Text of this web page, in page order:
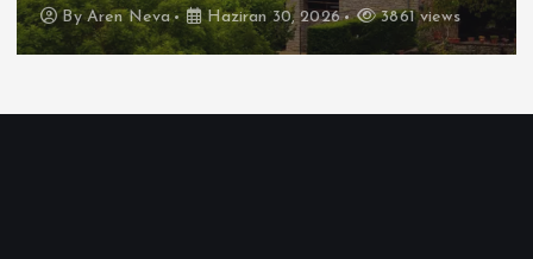
ByAren Neva Haziran 30, 2026 3861 views